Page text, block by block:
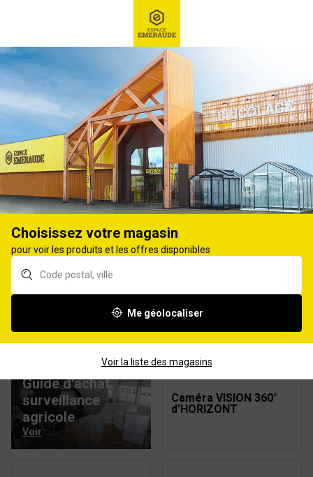
Ex : Robot tondeuse, ...
Sécurité-Technologies agricoles
CAMÉRA, TÉLÉPHONIE
produits Affiner
Câble additionnel
caméra 20m
Câble caméra 20m
Caméra rétrovision
Caméra rétrovision
Guide d'achat
surveillance
agricole
Voir
Caméra VISION 360°
d'HORIZONT
Choisissez votre magasin
pour voir les produits et les offres disponibles
Me géolocaliser
Voir la liste des magasins